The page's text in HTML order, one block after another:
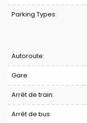
Parking Types:
Confort
Autoroute:
Gare:
Arrêt de train:
Arrêt de bus: